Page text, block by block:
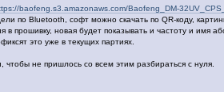
baofeng.s3.amazonaws.com/Baofeng_DM-
по Bluetooth, софт можно скачать по QR-коду,
прошивку, новая будет показывать и частоту и имя
это уже в текущих партиях.
чтобы не пришлось со всем этим разбираться с нуля.